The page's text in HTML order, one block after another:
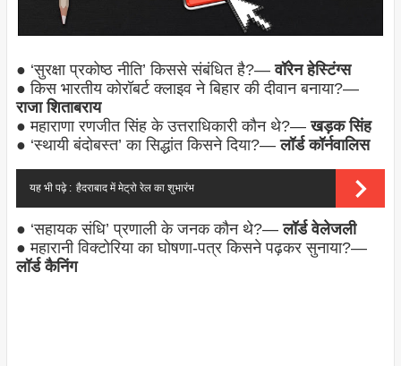
● ‘सुरक्षा प्रकोष्ठ नीति’ किससे संबंधित है?—वॉरेन हेस्टिंग्स
● किस भारतीय कोरॉबर्ट क्लाइव ने बिहार की दीवान बनाया?—
राजा शिताबराय
● महाराणा रणजीत सिंह के उत्तराधिकारी कौन थे?—खड़क सिंह
● ‘स्थायी बंदोबस्त’ का सिद्धांत किसने दिया?—लॉर्ड कॉर्नवालिस
यह भी पढ़े : हैदराबाद में मेट्रो रेल का शुभारंभ
● ‘सहायक संधि’ प्रणाली के जनक कौन थे?—लॉर्ड वेलेजली
● महारानी विक्टोरिया का घोषणा-पत्र किसने पढ़कर सुनाया?—
लॉर्ड कैनिंग